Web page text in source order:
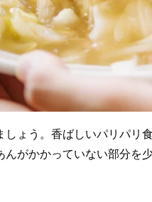
ょう。香ばしいパリパ
がかかっていない部分を